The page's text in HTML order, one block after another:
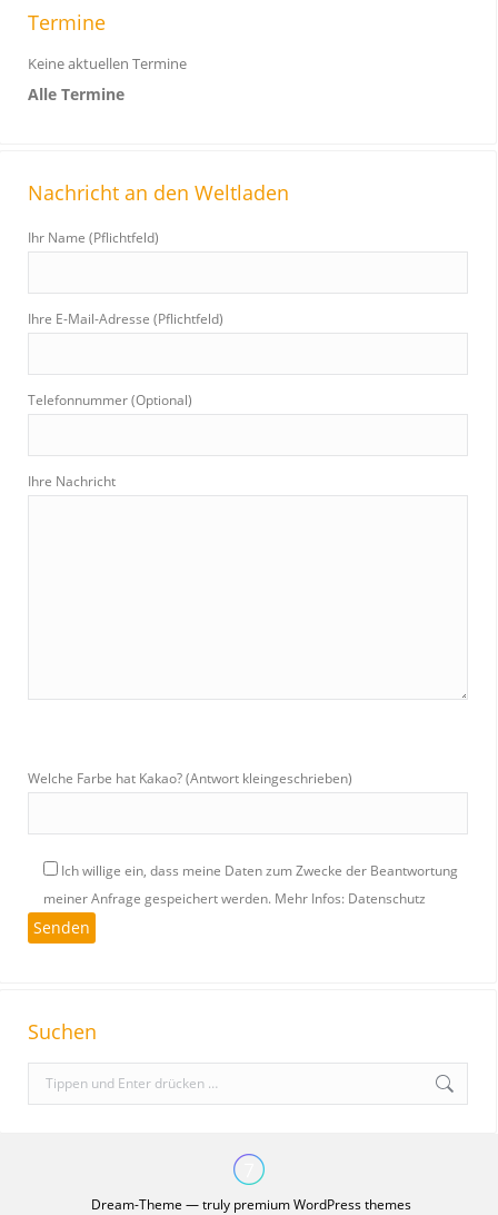
Termine
Keine aktuellen Termine
Alle Termine
Nachricht an den Weltladen
Ihr Name (Pflichtfeld)
Ihre E-Mail-Adresse (Pflichtfeld)
Telefonnummer (Optional)
Ihre Nachricht
Welche Farbe hat Kakao? (Antwort kleingeschrieben)
Ich willige ein, dass meine Daten zum Zwecke der Beantwortung
meiner Anfrage gespeichert werden. Mehr Infos: Datenschutz
Suchen
e
Dream-Theme — truly premium WordPress themes